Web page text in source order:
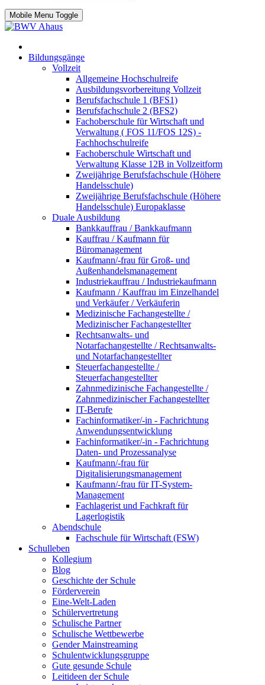
Mobile Menu Toggle
Bildungsgänge
Vollzeit
Allgemeine Hochschulreife
Ausbildungsvorbereitung Vollzeit
Berufsfachschule 1 (BFS1)
Berufsfachschule 2 (BFS2)
Fachoberschule für Wirtschaft und
Verwaltung ( FOS 11/FOS 12S) -
Fachhochschulreife
Fachoberschule Wirtschaft und
Verwaltung Klasse 12B in Vollzeitform
Zweijährige Berufsfachschule (Höhere
Handelsschule)
Zweijährige Berufsfachschule (Höhere
Handelsschule) Europaklasse
Duale Ausbildung
Bankkauffrau / Bankkaufmann
Kauffrau / Kaufmann für
Büromanagement
Kaufmann/-frau für Groß- und
Außenhandelsmanagement
Industriekauffrau / Industriekaufmann
Kaufmann / Kauffrau im Einzelhandel
und Verkäufer / Verkäuferin
Medizinische Fachangestellte /
Medizinischer Fachangestellter
Rechtsanwalts- und
Notarfachangestellte / Rechtsanwalts-
und Notarfachangestellter
Steuerfachangestellte /
Steuerfachangestellter
Zahnmedizinische Fachangestellte /
Zahnmedizinischer Fachangestellter
IT-Berufe
Fachinformatiker/-in - Fachrichtung
Anwendungsentwicklung
Fachinformatiker/-in - Fachrichtung
Daten- und Prozessanalyse
Kaufmann/-frau für
Digitalisierungsmanagement
Kaufmann/-frau für IT-System-
Management
Fachlagerist und Fachkraft für
Lagerlogistik
Abendschule
Fachschule für Wirtschaft (FSW)
Schulleben
Kollegium
Blog
Geschichte der Schule
Förderverein
Eine-Welt-Laden
Schülervertretung
Schulische Partner
Schulische Wettbewerbe
Gender Mainstreaming
Schulentwicklungsgruppe
Gute gesunde Schule
Leitideen der Schule